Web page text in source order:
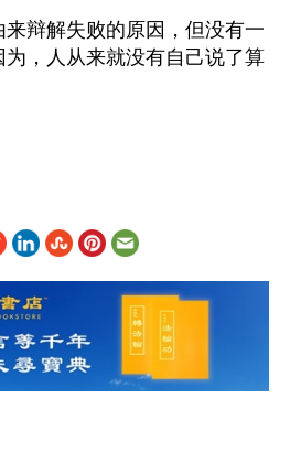
来辩解失败的原因，但没有一
，人从来就没有自己说了算